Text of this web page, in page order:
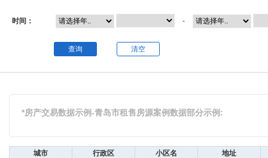
时间： -
查询 清空
*房产交易数据示例-青岛市租售房源案例数据部分示例:
城市 行政区 小区名
地址